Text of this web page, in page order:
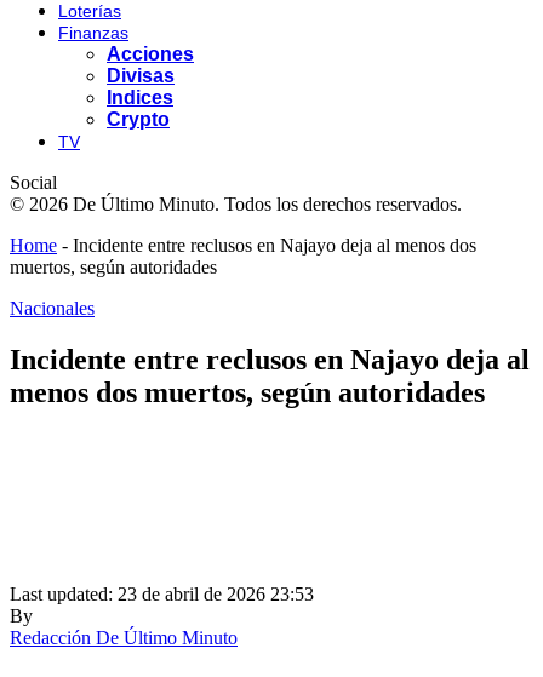
Loterías
Finanzas
Acciones
Divisas
Indices
Crypto
TV
Social
© 2026 De Último Minuto. Todos los derechos reservados.
Home - Incidente entre reclusos en Najayo deja al menos dos
muertos, según autoridades
Nacionales
Incidente entre reclusos en Najayo deja al
menos dos muertos, según autoridades
Last updated: 23 de abril de 2026 23:53
By
Redacción De Último Minuto